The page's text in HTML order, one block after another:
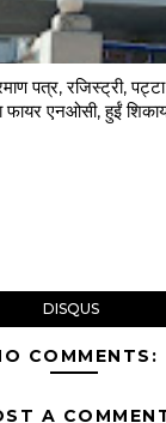
पत्र, रजिस्ट्री, पट्टा
फायर एनओसी, हुईं
DISQUS
COMMENTS:
A